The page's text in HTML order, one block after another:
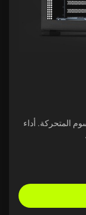
المتحركة. أداء